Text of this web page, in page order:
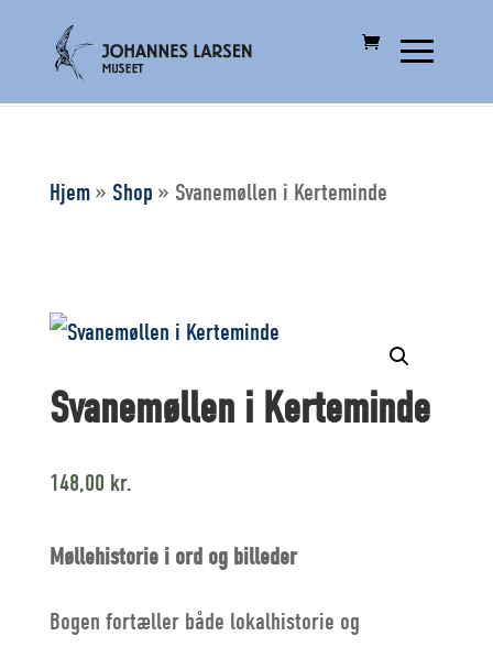
Hjem» Shop » Svanemøllen i Kerteminde
Svanemøllen i Kerteminde
148,00 kr.
Møllehistorie i ord og billeder
Bogen fortæller både lokalhistorie og